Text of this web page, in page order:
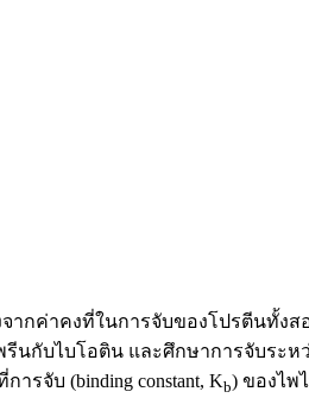
กค่าคงที่ในการจับของโปรตีนทั้ง
รีนกับไบโอติน และศึกษาการจับร
จับ (binding constant, Kb) ของไพ